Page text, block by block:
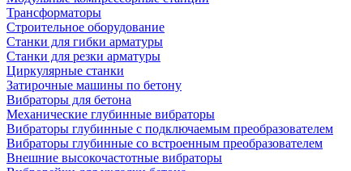
Трансформаторы
Строительное оборудование
Станки для гибки арматуры
Станки для резки арматуры
Циркулярные станки
Затирочные машины по бетону
Вибраторы для бетона
Механические глубинные вибраторы
Вибраторы глубинные с подключаемым преобразователем
Вибраторы глубинные со встроенным преобразователем
Внешние высокочастотные вибраторы